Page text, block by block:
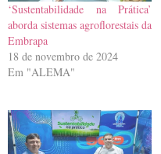
‘Sustentabilidade na Prática’
aborda sistemas agroflorestais da
Embrapa
18 de novembro de 2024
Em "ALEMA"